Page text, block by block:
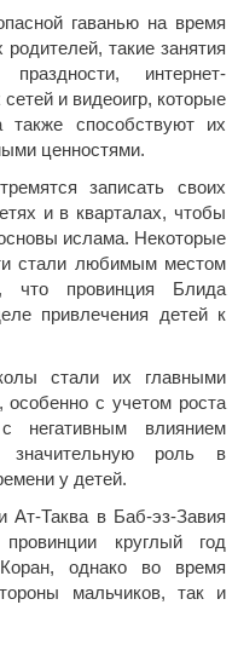
гаванью на время
такие занятия
интернет-
и видеоигр, которые
также способствуют их
ценностями.
записать своих
и в кварталах, чтобы
ислама. Некоторые
стали любимым местом
что провинция Блида
привлечения детей к
стали их главными
особенно с учетом роста
негативным влиянием
роль в
у детей.
Таква в Баб-эз-Завия
круглый год
однако во время
мальчиков, так и